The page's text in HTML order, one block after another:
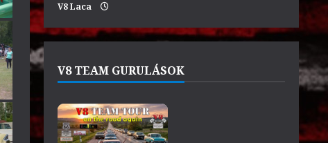
V8 Laca
V8 TEAM GURULÁSOK